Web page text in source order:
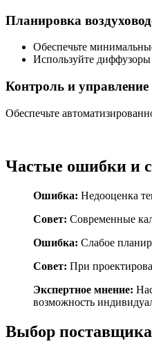
Планировка
Обеспечьте
Используйте диффузоры
Контроль и управление
Обеспечьте
Частые ошибки и
Ошибка: Недооценка
Совет: Современные
Ошибка: Слабое
Совет: При
Экспертное мнение:
возможность
Выбор